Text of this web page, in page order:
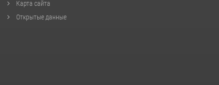
Карта сайта
Открытые данные